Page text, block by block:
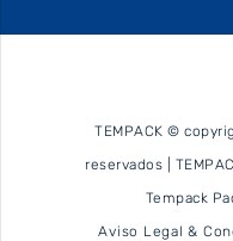
TEMPACK ©
reservados |
Tempack
Aviso Legal &